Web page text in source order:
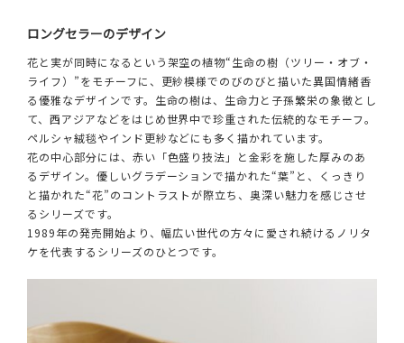
ロングセラーのデザイン
花と実が同時になるという架空の植物“生命の樹（ツリー・オブ・
ライフ）”をモチーフに、更紗模様でのびのびと描いた異国情緒香
る優雅なデザインです。生命の樹は、生命力と子孫繁栄の象徴とし
て、西アジアなどをはじめ世界中で珍重された伝統的なモチーフ。
ペルシャ絨毯やインド更紗などにも多く描かれています。
花の中心部分には、赤い「色盛り技法」と金彩を施した厚みのあ
るデザイン。優しいグラデーションで描かれた“葉”と、くっきり
と描かれた“花”のコントラストが際立ち、奥深い魅力を感じさせ
るシリーズです。
1989年の発売開始より、幅広い世代の方々に愛され続けるノリタ
ケを代表するシリーズのひとつです。